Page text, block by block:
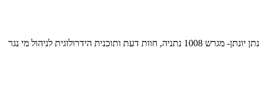
נתן יונתן- מגרש 1008 נתניה, חוות דעת ותוכנית הידרולוגית לניהול מי נגר